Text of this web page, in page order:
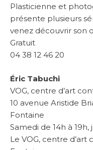
Plasticienne et
présente plusieurs
venez découvrir son
Gratuit
04 38 12 46 20
Éric Tabuchi
VOG, centre d’art
10 avenue Aristide
Fontaine
Samedi de 14h à 19h,
Le VOG, centre